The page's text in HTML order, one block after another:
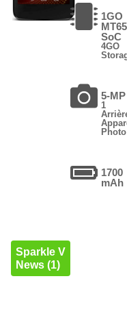
1GO
SoC
4GO
5-MP
1
Photo
1700
mAh
Sparkle V
News (1)